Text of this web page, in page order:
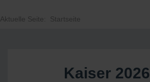
Aktuelle Seite: Startseite
Kaiser 2026